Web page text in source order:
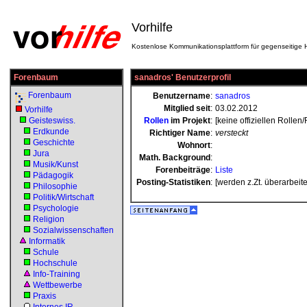
Vorhilfe
Kostenlose Kommunikationsplattform für gegenseitige
Forenbaum
Forenbaum
Vorhilfe
Geisteswiss.
Erdkunde
Geschichte
Jura
Musik/Kunst
Pädagogik
Philosophie
Politik/Wirtschaft
Psychologie
Religion
Sozialwissenschaften
Informatik
Schule
Hochschule
Info-Training
Wettbewerbe
Praxis
sanadros' Benutzerprofil
Benutzername: sanadros
Mitglied seit: 03.02.2012
Rollen im Projekt: [keine offiziellen Rollen/
Richtiger Name: versteckt
Wohnort:
Math. Background :
Forenbeiträge: Liste
Posting-Statistiken: [werden z.Zt.